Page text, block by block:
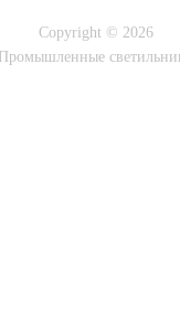
Copyright © 2026
Промышленные